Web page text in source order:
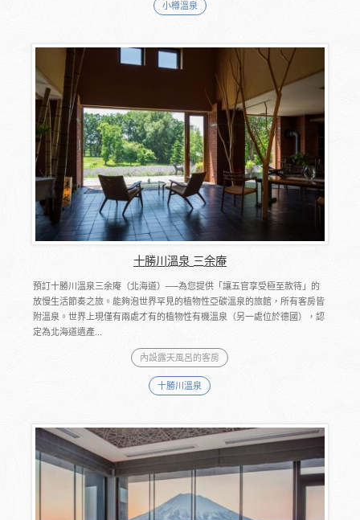
小樽溫泉
十勝川溫泉 三余庵
預訂十勝川溫泉三余庵（北海道）──為您提供「讓五官享受極至款待」的
放慢生活節奏之旅。能夠泡世界罕見的植物性亞碳溫泉的旅館，所有客房皆
附溫泉。世界上現僅有兩處才有的植物性有機溫泉（另一處位於德國），認
定為北海道遺產...
內設露天風呂的客房
十勝川溫泉